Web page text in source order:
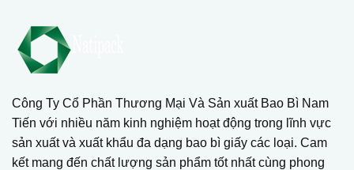
Công Ty Cổ Phần Thương Mại Và Sản xuất Bao Bì Nam
Tiến với nhiều năm kinh nghiệm hoạt động trong lĩnh vực
sản xuất và xuất khẩu đa dạng bao bì giấy các loại. Cam
kết mang đến chất lượng sản phẩm tốt nhất cùng phong